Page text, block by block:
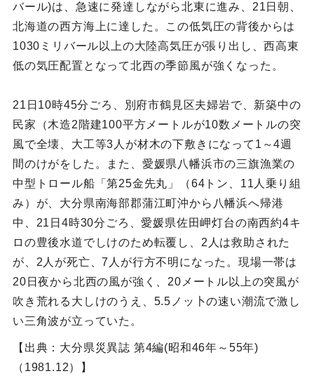
バール)は、急速に発達しながら北東に進み、21日朝、
北海道の西方海上に達した。この低気圧の背後からは
1030ミリバール以上の大陸高気圧が張り出し、西高東
低の気圧配置となって北西の季節風が強くなった。
21日10時45分ごろ、別府市鶴見区夫婦岩で、新築中の
民家（木造2階建100平方メートルが10数メートルの突
風で全壊、大工等3人が材木の下敷きになって1～4週
間のけがをした。また、愛媛県八幡浜市の三旗漁業の
中型トロール船「第25金先丸」（64トン、11人乗り組
み）が、大分県南海部郡蒲江町沖から八幡浜へ帰港
中、21日4時30分ごろ、愛媛県佐田岬灯台の南西約4キ
ロの豊後水道でしけのため転覆し、2人は救助された
が、2人が死亡、7人が行方不明になった。現場一帯は
20日夜から北西の風が強く、20メートル以上の突風が
吹き荒れる大しけのうえ、5.5ノッ卜の速い潮流で激し
い三角波が立っていた。
【出典：大分県災異誌 第4編(昭和46年～55年)
（1981.12）】